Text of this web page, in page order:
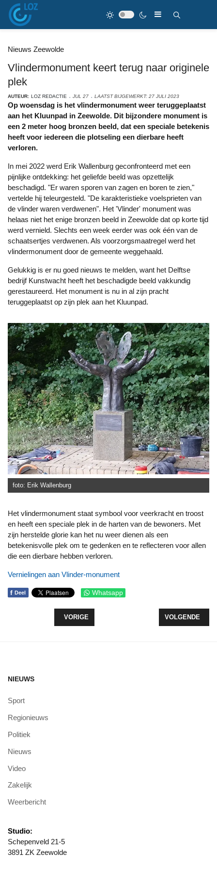
Nieuws Zeewolde
Vlindermonument keert terug naar originele
plek
AUTEUR: LOZ REDACTIE JUL 27 LAATST BIJGEWERKT: 27 JULI 2023
Op woensdag is het vlindermonument weer teruggeplaatst
aan het Kluunpad in Zeewolde. Dit bijzondere monument is
een 2 meter hoog bronzen beeld, dat een speciale betekenis
heeft voor iedereen die plotseling een dierbare heeft
verloren.
In mei 2022 werd Erik Wallenburg geconfronteerd met een
pijnlijke ontdekking: het geliefde beeld was opzettelijk
beschadigd. "Er waren sporen van zagen en boren te zien,"
vertelde hij teleurgesteld. "De karakteristieke voelsprieten van
de vlinder waren verdwenen". Het 'Vlinder' monument was
helaas niet het enige bronzen beeld in Zeewolde dat op korte tijd
werd vernield. Slechts een week eerder was ook één van de
schaatsertjes verdwenen. Als voorzorgsmaatregel werd het
vlindermonument door de gemeente weggehaald.
Gelukkig is er nu goed nieuws te melden, want het Delftse
bedrijf Kunstwacht heeft het beschadigde beeld vakkundig
gerestaureerd. Het monument is nu in al zijn pracht
teruggeplaatst op zijn plek aan het Kluunpad.
foto: Erik Wallenburg
Het vlindermonument staat symbool voor veerkracht en troost
en heeft een speciale plek in de harten van de bewoners. Met
zijn herstelde glorie kan het nu weer dienen als een
betekenisvolle plek om te gedenken en te reflecteren voor allen
die een dierbare hebben verloren.
Vernielingen aan Vlinder-monument
f Deel Whatsapp
VORIG ARTIKEL: WANDELEN OVER DE
VORIGE VOLGENDE
VOLGENDE
NIEUWS
Sport
Regionieuws
Politiek
Nieuws
Video
Zakelijk
Weerbericht
Studio:
Schepenveld 21-5
3891 ZK Zeewolde